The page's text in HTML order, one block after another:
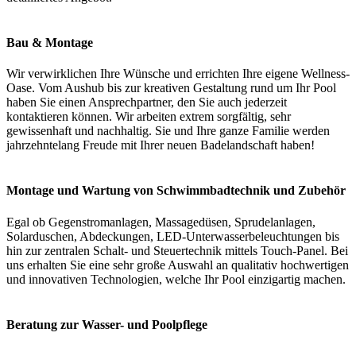
Bau & Montage
Wir verwirklichen Ihre Wünsche und errichten Ihre eigene Wellness-
Oase. Vom Aushub bis zur kreativen Gestaltung rund um Ihr Pool
haben Sie einen Ansprechpartner, den Sie auch jederzeit
kontaktieren können. Wir arbeiten extrem sorgfältig, sehr
gewissenhaft und nachhaltig. Sie und Ihre ganze Familie werden
jahrzehntelang Freude mit Ihrer neuen Badelandschaft haben!
Montage und Wartung von Schwimmbadtechnik und Zubehör
Egal ob Gegenstromanlagen, Massagedüsen, Sprudelanlagen,
Solarduschen, Abdeckungen, LED-Unterwasserbeleuchtungen bis
hin zur zentralen Schalt- und Steuertechnik mittels Touch-Panel. Bei
uns erhalten Sie eine sehr große Auswahl an qualitativ hochwertigen
und innovativen Technologien, welche Ihr Pool einzigartig machen.
Beratung zur Wasser- und Poolpflege